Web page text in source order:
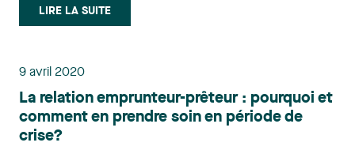
française. Voici 10 principales modifications
prévues par cette loi qui imposeront des
LIRE LA SUITE
9 avril 2020
La relation emprunteur-prêteur : pourquoi et
comment en prendre soin en période de
crise?